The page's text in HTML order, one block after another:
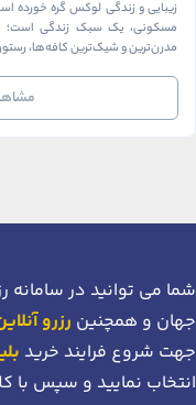
مسکونی، یک سبک زندگی است؛
مدرن‌ترین و شیک‌ترین کافه‌ها،
شما می توانید در سامانه
جهان و همچنین رزرو
جهت شروع فرایند خرید
انتخاب نمایید و سپس با